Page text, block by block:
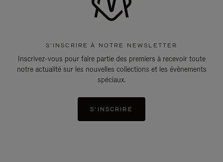
S'INSCRIRE À NOTRE NEWSLETTER
Inscrivez-vous pour faire partie des premiers à recevoir toute
notre actualité sur les nouvelles collections et les évènements
spéciaux.
S'INSCRIRE